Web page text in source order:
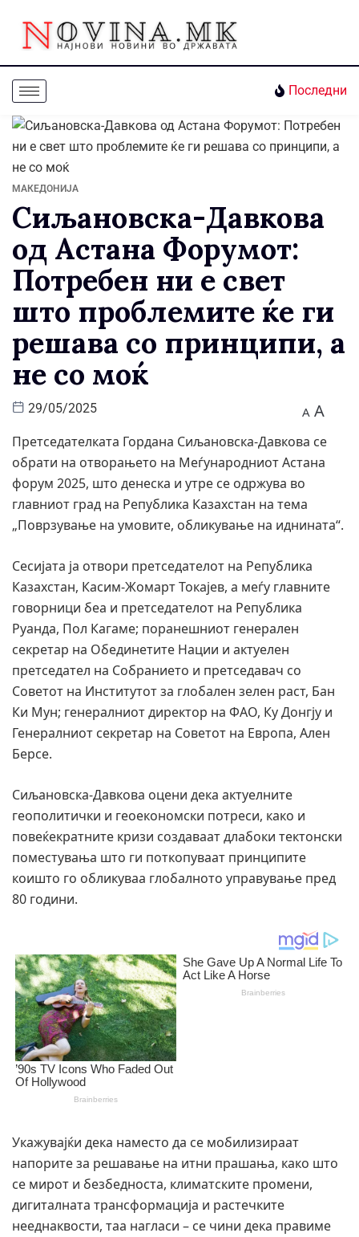
Последни
МАКЕДОНИЈА
Сиљановска-Давкова
од Астана Форумот:
Потребен ни е свет
што проблемите ќе ги
решава со принципи, а
не со моќ
29/05/2025 A A
Претседателката Гордана Сиљановска-Давкова се
обрати на отворањето на Меѓународниот Астана
форум 2025, што денеска и утре се одржува во
главниот град на Република Казахстан на тема
„Поврзување на умовите, обликување на иднината“.
Сесијата ја отвори претседателот на Република
Казахстан, Касим-Жомарт Токајев, а меѓу главните
говорници беа и претседателот на Република
Руанда, Пол Кагаме; поранешниот генерален
секретар на Обединетите Нации и актуелен
претседател на Собранието и претседавач со
Советот на Институтот за глобален зелен раст, Бан
Ки Мун; генералниот директор на ФАО, Ку Донгју и
Генералниот секретар на Советот на Европа, Ален
Берсе.
Сиљановска-Давкова оцени дека актуелните
геополитички и геоекономски потреси, како и
повеќекратните кризи создаваат длабоки тектонски
поместувања што ги поткопуваат принципите
коишто го обликуваа глобалното управување пред
80 години.
Укажувајќи дека наместо да се мобилизираат
напорите за решавање на итни прашања, како што
се мирот и безбедноста, климатските промени,
дигиталната трансформација и растечките
нееднаквости, таа нагласи – се чини дека правиме